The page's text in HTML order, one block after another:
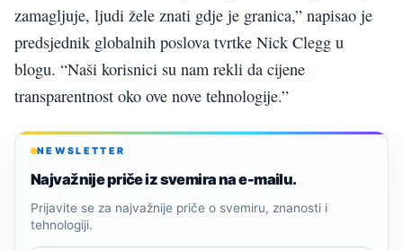
zamagljuje, ljudi žele znati gdje je granica,” napisao je
predsjednik globalnih poslova tvrtke Nick Clegg u
blogu. “Naši korisnici su nam rekli da cijene
transparentnost oko ove nove tehnologije.”
NEWSLETTER
Najvažnije priče iz svemira na e-mailu.
Prijavite se za najvažnije priče o svemiru, znanosti i
tehnologiji.